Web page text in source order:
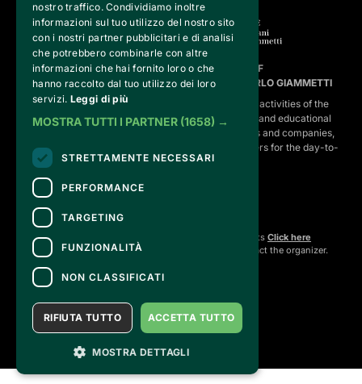
FVG SERVICES SRL ON BEHALF OF
FONDAZIONE VALENTINO GARAVANI E GIANCARLO GIAMMETTI
is the operational entity that implements the core activities of the
Fondazione, developing strategies for the cultural and educational
program, establishing partnerships with institutions and companies,
and hiring the relevant staff, consultants and suppliers for the day-to-
day running of the activities.
For information and support in purchasing tickets Click here
For information on the program and the event, contact the organizer.
nostro traffico. Condividiamo inoltre
informazioni sul tuo utilizzo del nostro sito
con i nostri partner pubblicitari e di analisi
che potrebbero combinarle con altre
informazioni che hai fornito loro o che
hanno raccolto dal tuo utilizzo dei loro
servizi. Leggi di più
MOSTRA TUTTI I PARTNER (1658) →
STRETTAMENTE NECESSARI
PERFORMANCE
TARGETING
FUNZIONALITÀ
NON CLASSIFICATI
ACCETTA TUTTO
RIFIUTA TUTTO
MOSTRA DETTAGLI